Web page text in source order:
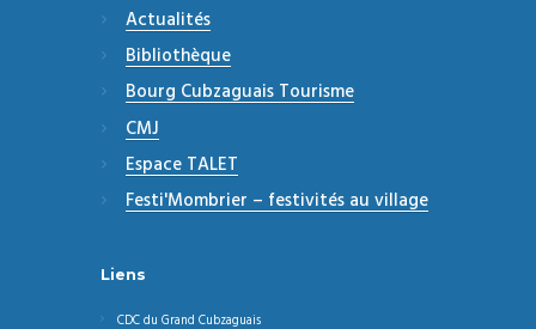
Actualités
Bibliothèque
Bourg Cubzaguais Tourisme
CMJ
Espace TALET
Festi'Mombrier – festivités au village
Liens
CDC du Grand Cubzaguais